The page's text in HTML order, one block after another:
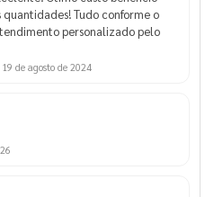
Tudo conforme o
personalizado pelo
19 de agosto de 2024